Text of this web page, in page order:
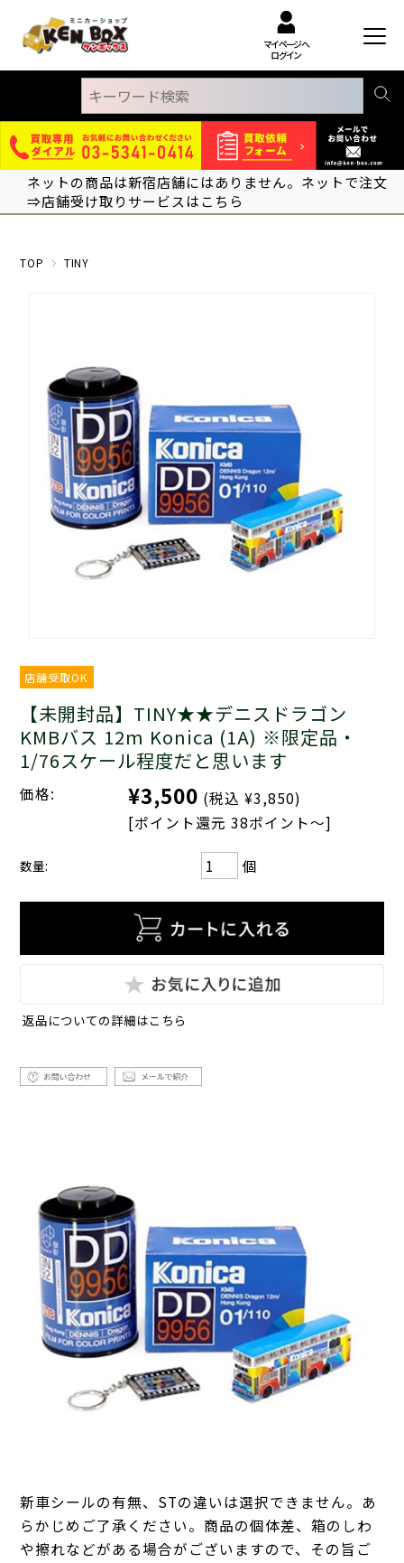
マイページへ
ログイン
ネットの商品は新宿店舗にはありません。ネットで注文
⇒店舗受け取りサービスはこちら
TOP TINY
店舗受取OK
【未開封品】TINY★★デニスドラゴン
KMBバス 12m Konica (1A) ※限定品・
1/76スケール程度だと思います
価格: ¥3,500 (税込 ¥3,850)
[ポイント還元 38ポイント～]
数量: 個
返品についての詳細はこちら
新車シールの有無、STの違いは選択できません。あ
らかじめご了承ください。商品の個体差、箱のしわ
や擦れなどがある場合がございますので、その旨ご